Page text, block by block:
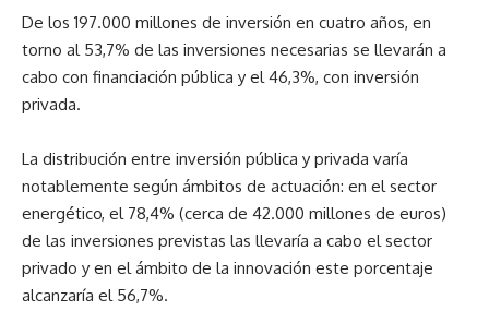
De los 197.000 millones de inversión en cuatro años, en
torno al 53,7% de las inversiones necesarias se llevarán a
cabo con financiación pública y el 46,3%, con inversión
privada.
La distribución entre inversión pública y privada varía
notablemente según ámbitos de actuación: en el sector
energético, el 78,4% (cerca de 42.000 millones de euros)
de las inversiones previstas las llevaría a cabo el sector
privado y en el ámbito de la innovación este porcentaje
alcanzaría el 56,7%.